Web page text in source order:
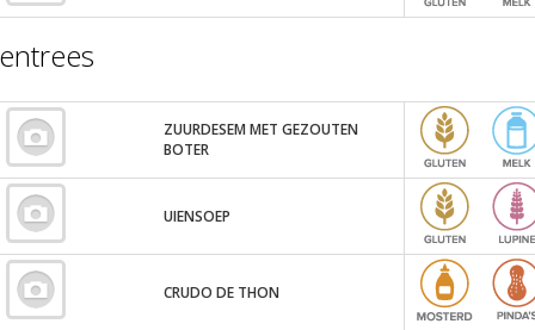
entrees
ZUURDESEM MET GEZOUTEN
BOTER
UIENSOEP
CRUDO DE THON